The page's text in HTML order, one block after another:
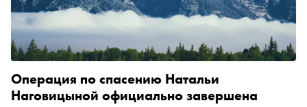
Операция по спасению Натальи
Наговицыной официально завершена